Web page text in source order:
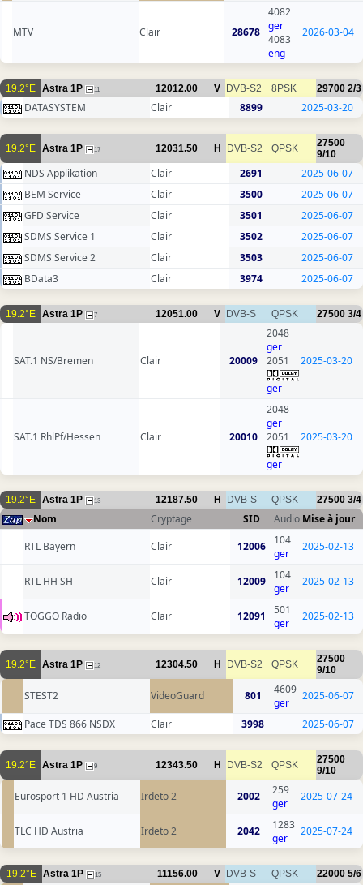
MTV Clair 28678
4082
ger
4083
eng
2026-03-04
19.2°E Astra 1P 11 12012.00 V DVB-S2 8PSK 29700 2/3
DATASYSTEM Clair 8899 2025-03-20
19.2°E Astra 1P 17 12031.50 H DVB-S2 QPSK
27500
9/10
NDS Applikation Clair 2691
2025-06-07
BEM Service
Clair 3500
2025-06-07
GFD Service
Clair 3501
2025-06-07
SDMS Service 1
Clair 3502
2025-06-07
SDMS Service 2
Clair 3503
2025-06-07
BData3
Clair 3974 2025-06-07
19.2°E Astra 1P 7 12051.00 V DVB-S QPSK 27500 3/4
SAT.1 NS/Bremen Clair 20009
2048
ger
2051
ger
2025-03-20
SAT.1 RhlPf/Hessen Clair 20010
2048
ger
2051
ger
2025-03-20
19.2°E Astra 1P 13 12187.50 H DVB-S QPSK 27500 3/4
Nom Cryptage SID Audio Mise à jour
RTL Bayern
Clair 12006
104
ger
2025-02-13
RTL HH SH Clair 12009
104
ger
2025-02-13
TOGGO Radio Clair 12091
501
ger
2025-02-13
19.2°E Astra 1P 12 12304.50 H DVB-S2 QPSK
27500
9/10
STEST2 VideoGuard 801
4609
ger
2025-06-07
Pace TDS 866 NSDX Clair 3998 2025-06-07
19.2°E Astra 1P 9 12343.50 H DVB-S2 QPSK
27500
9/10
Eurosport 1 HD Austria Irdeto 2 2002
259
ger
2025-07-24
TLC HD Austria Irdeto 2 2042
1283
ger
2025-07-24
19.2°E Astra 1P 15 11156.00 V DVB-S QPSK 22000 5/6